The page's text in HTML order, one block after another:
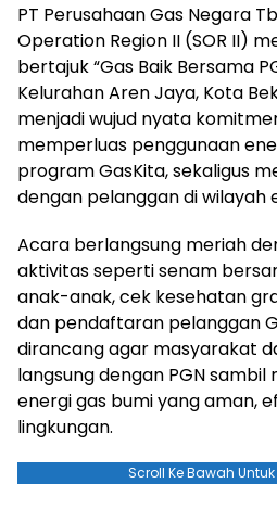
PT Perusahaan Gas Negara
Operation Region II (SOR II)
bertajuk “Gas Baik Bersama
Kelurahan Aren Jaya, Kota
menjadi wujud nyata
memperluas penggunaan
program GasKita, sekaligus
dengan pelanggan di wilayah
Acara berlangsung meriah
aktivitas seperti senam
anak-anak, cek kesehatan
dan pendaftaran pelanggan
dirancang agar masyarakat
langsung dengan PGN
energi gas bumi yang aman,
lingkungan.
Scroll Ke Bawah